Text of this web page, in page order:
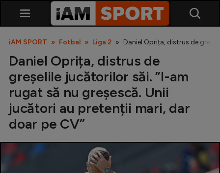
SuperLiga
Cupa României
iAM SPORT Fotbal Liga 2 Daniel Oprița, distrus de
Daniel Oprița, distrus de
greșelile jucătorilor săi. ”I-am
rugat să nu greșescă. Unii
jucători au pretenții mari, dar
doar pe CV”